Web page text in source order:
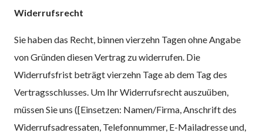
Widerrufsrecht
Sie haben das Recht, binnen vierzehn Tagen ohne Angabe
von Gründen diesen Vertrag zu widerrufen. Die
Widerrufsfrist beträgt vierzehn Tage ab dem Tag des
Vertragsschlusses. Um Ihr Widerrufsrecht auszuüben,
müssen Sie uns ([Einsetzen: Namen/Firma, Anschrift des
Widerrufsadressaten, Telefonnummer, E-Mailadresse und,